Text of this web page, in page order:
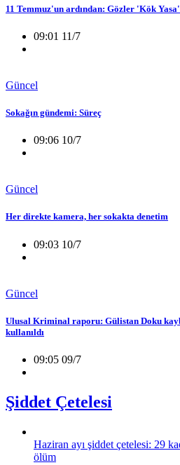
11 Temmuz'un ardından: Gözler 'Kök
09:01 11/7
Güncel
Sokağın gündemi: Süreç
09:06 10/7
Güncel
Her direkte kamera, her sokakta denetim
09:03 10/7
Güncel
Ulusal Kriminal raporu: Gülistan Doku
kullanıldı
09:05 09/7
Şiddet Çetelesi
Haziran ayı şiddet çetelesi: 29
ölüm